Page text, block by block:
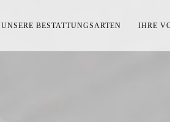
UNSERE BESTATTUNGSARTEN IHRE